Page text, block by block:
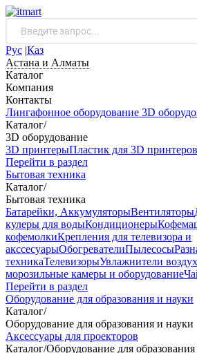
Рус |Қаз
Астана и Алматы
Каталог
Компания
Контакты
Лингафонное оборудование 3D
Каталог/
3D оборудование
3D принтерыПластик для 3D принтеров
Перейти в раздел
Бытовая техника
Каталог/
Бытовая техника
Батарейки, АккумуляторыВентиляторы
кулеры для водыКондиционеры
кофемолкиКрепления для телевизора и
акссесуарыОбогревателиПылесосы
техникаТелевизорыУвлажнители
морозильные камеры и оборудование
Перейти в раздел
Оборудование для образования и науки
Каталог/
Оборудование для образования и науки
Аксессуары для проекторов
Каталог/Оборудование для